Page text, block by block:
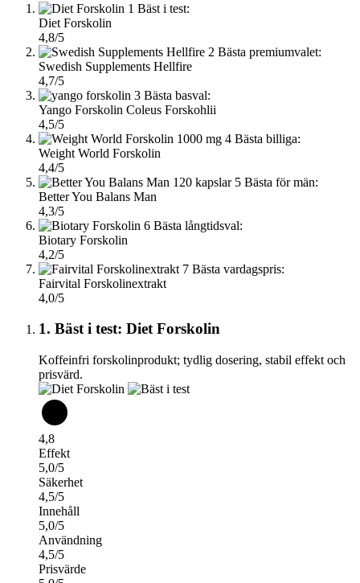
1 Bäst i test:
Diet Forskolin
4,8/5
2 Bästa premiumvalet:
Swedish Supplements Hellfire
4,7/5
3 Bästa basval:
Yango Forskolin Coleus Forskohlii
4,5/5
4 Bästa billiga:
Weight World Forskolin
4,4/5
5 Bästa för män:
Better You Balans Man
4,3/5
6 Bästa långtidsval:
Biotary Forskolin
4,2/5
7 Bästa vardagspris:
Fairvital Forskolinextrakt
4,0/5
1. Bäst i test: Diet Forskolin
Koffeinfri forskolinprodukt; tydlig dosering, stabil effekt och
prisvärd.
4,8
Effekt
5,0/5
Säkerhet
4,5/5
Innehåll
5,0/5
Användning
4,5/5
Prisvärde